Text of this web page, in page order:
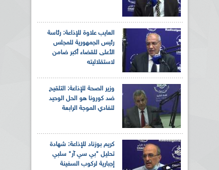
العايب علاوة للإذاعة: رئاسة
رئيس الجمهورية للمجلس
الأعلى للقضاء أكبر ضامن
لاستقلاليته
وزير الصحة للإذاعة: التلقيح
ضد كورونا هو الحل الوحيد
لتفادي الموجة الرابعة
كريم بوزناد للإذاعة: شهادة
تحليل "بي سي آر" سلبي
إجبارية لركوب السفينة